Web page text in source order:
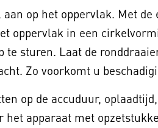
op het oppervlak. Met de
oppervlak in een
sturen. Laat de
Zo voorkomt u
op de accuduur,
apparaat met